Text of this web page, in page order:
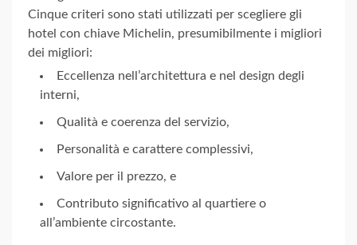
Cinque criteri sono stati utilizzati per scegliere gli
hotel con chiave Michelin, presumibilmente i migliori
dei migliori:
Eccellenza nell’architettura e nel design degli
interni,
Qualità e coerenza del servizio,
Personalità e carattere complessivi,
Valore per il prezzo, e
Contributo significativo al quartiere o
all’ambiente circostante.